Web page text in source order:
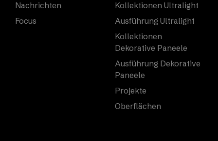
Nachrichten
Focus
Kollektionen Ultralight
Ausführung Ultralight
Kollektionen
Dekorative Paneele
Ausführung Dekorative
Paneele
Projekte
Oberflächen